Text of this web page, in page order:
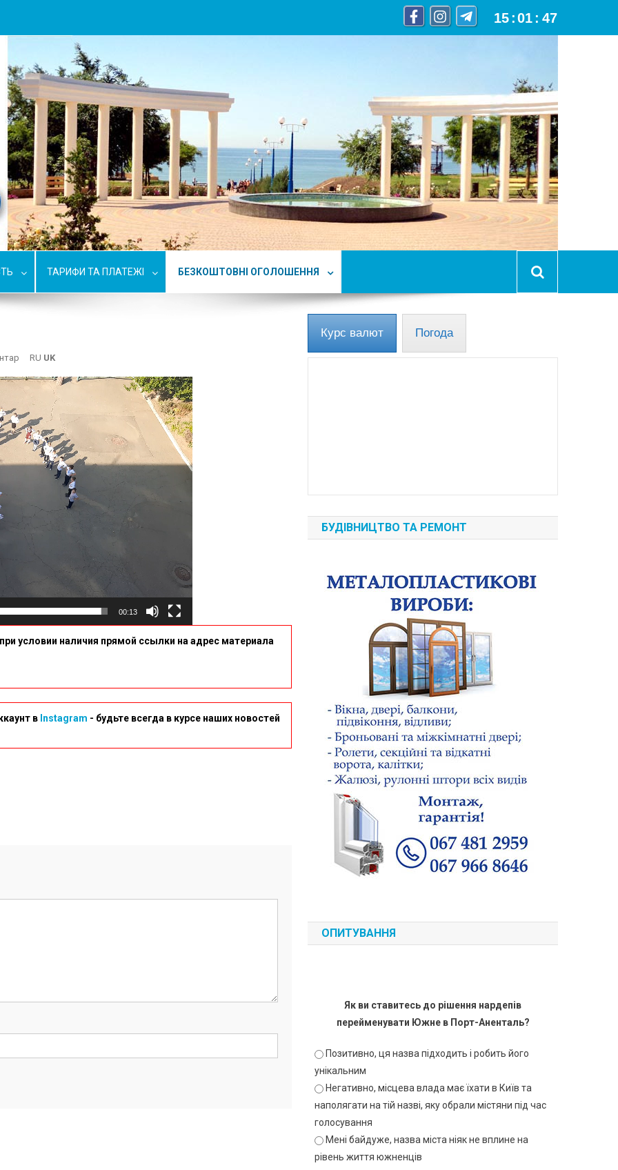
15 :01 : 48
ТАРИФИ ТА ПЛАТЕЖІ БЕЗКОШТОВНІ ОГОЛОШЕННЯ
RU UK
00:13
условии наличия прямой ссылки на адрес материала
в Instagram - будьте всегда в курсе наших новостей
Курс валют Погода
БУДІВНИЦТВО ТА РЕМОНТ
ОПИТУВАННЯ
Як ви ставитесь до рішення нардепів
перейменувати Южне в Порт-Аненталь?
Позитивно, ця назва підходить і робить його
унікальним
Негативно, місцева влада має їхати в Київ та
наполягати на тій назві, яку обрали містяни під час
голосування
Мені байдуже, назва міста ніяк не вплине на
рівень життя южненців